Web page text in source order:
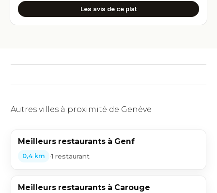
Les avis de ce plat
Autres villes à proximité de Genève
Meilleurs restaurants à Genf
0,4 km •1 restaurant
Meilleurs restaurants à Carouge